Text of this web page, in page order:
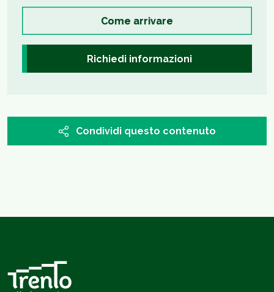
Come arrivare
Richiedi informazioni
Condividi questo contenuto